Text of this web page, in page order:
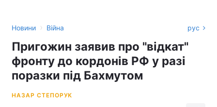
Новини › Війна рус
Пригожин заявив про "відкат"
фронту до кордонів РФ у разі
поразки під Бахмутом
НАЗАР СТЕПОРУК